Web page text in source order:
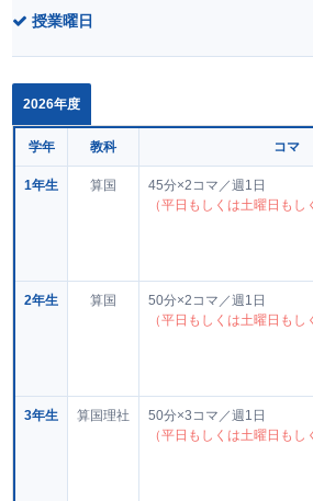
授業曜日
2026年度
学年 教科 コマ
1年生 算国
45分×2コマ／週1日
（平日もしくは土曜日もし
2年生 算国
50分×2コマ／週1日
（平日もしくは土曜日もし
3年生 算国理社
50分×3コマ／週1日
（平日もしくは土曜日もし